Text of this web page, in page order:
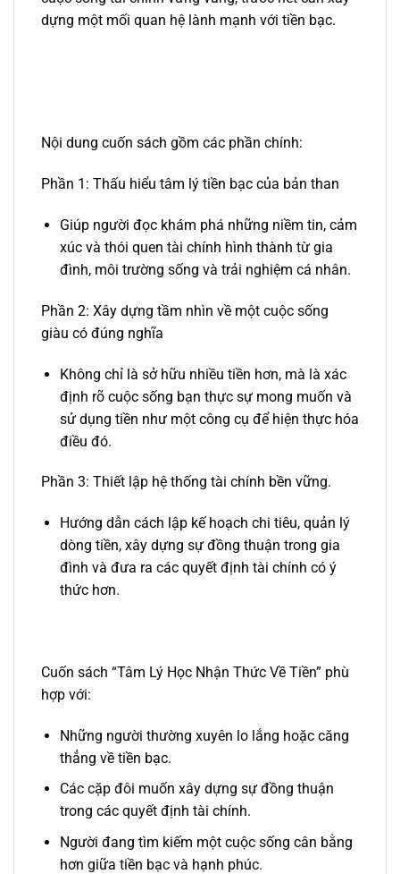
dựng một mối quan hệ lành mạnh với tiền bạc.
Nội dung cuốn sách gồm các phần chính:
Phần 1: Thấu hiểu tâm lý tiền bạc của bản than
Giúp người đọc khám phá những niềm tin, cảm
xúc và thói quen tài chính hình thành từ gia
đình, môi trường sống và trải nghiệm cá nhân.
Phần 2: Xây dựng tầm nhìn về một cuộc sống
giàu có đúng nghĩa
Không chỉ là sở hữu nhiều tiền hơn, mà là xác
định rõ cuộc sống bạn thực sự mong muốn và
sử dụng tiền như một công cụ để hiện thực hóa
điều đó.
Phần 3: Thiết lập hệ thống tài chính bền vững.
Hướng dẫn cách lập kế hoạch chi tiêu, quản lý
dòng tiền, xây dựng sự đồng thuận trong gia
đình và đưa ra các quyết định tài chính có ý
thức hơn.
Cuốn sách “Tâm Lý Học Nhận Thức Về Tiền” phù
hợp với:
Những người thường xuyên lo lắng hoặc căng
thẳng về tiền bạc.
Các cặp đôi muốn xây dựng sự đồng thuận
trong các quyết định tài chính.
Người đang tìm kiếm một cuộc sống cân bằng
hơn giữa tiền bạc và hạnh phúc.